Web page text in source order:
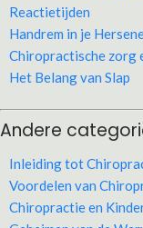
Reactietijden
Handrem in je
Chiropractische zorg
Het Belang van Slap
Andere
Inleiding tot
Voordelen van
Chiropractie en